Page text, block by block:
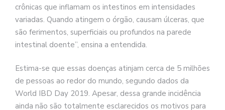
crônicas que inflamam os intestinos em intensidades
variadas. Quando atingem o órgão, causam úlceras, que
são ferimentos, superficiais ou profundos na parede
intestinal doente”, ensina a entendida.
Estima-se que essas doenças atinjam cerca de 5 milhões
de pessoas ao redor do mundo, segundo dados da
World IBD Day 2019. Apesar, dessa grande incidência
ainda não são totalmente esclarecidos os motivos para